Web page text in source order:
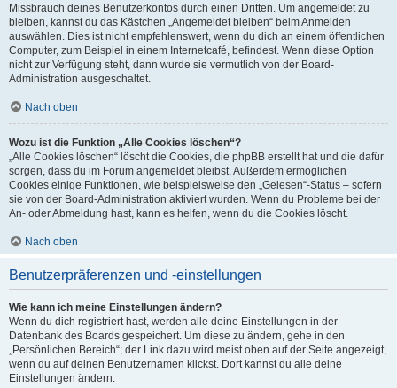
Missbrauch deines Benutzerkontos durch einen Dritten. Um angemeldet zu
bleiben, kannst du das Kästchen „Angemeldet bleiben“ beim Anmelden
auswählen. Dies ist nicht empfehlenswert, wenn du dich an einem öffentlichen
Computer, zum Beispiel in einem Internetcafé, befindest. Wenn diese Option
nicht zur Verfügung steht, dann wurde sie vermutlich von der Board-
Administration ausgeschaltet.
Nach oben
Wozu ist die Funktion „Alle Cookies löschen“?
„Alle Cookies löschen“ löscht die Cookies, die phpBB erstellt hat und die dafür
sorgen, dass du im Forum angemeldet bleibst. Außerdem ermöglichen
Cookies einige Funktionen, wie beispielsweise den „Gelesen“-Status – sofern
sie von der Board-Administration aktiviert wurden. Wenn du Probleme bei der
An- oder Abmeldung hast, kann es helfen, wenn du die Cookies löscht.
Nach oben
Benutzerpräferenzen und -einstellungen
Wie kann ich meine Einstellungen ändern?
Wenn du dich registriert hast, werden alle deine Einstellungen in der
Datenbank des Boards gespeichert. Um diese zu ändern, gehe in den
„Persönlichen Bereich“; der Link dazu wird meist oben auf der Seite angezeigt,
wenn du auf deinen Benutzernamen klickst. Dort kannst du alle deine
Einstellungen ändern.